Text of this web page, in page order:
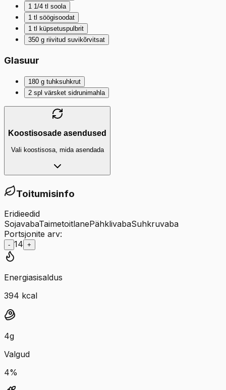
1 1/4 tl soola
1 tl söögisoodat
1 tl küpsetuspulbrit
350 g riivitud suvikõrvitsat
Glasuur
180 g tuhksuhkrut
2 spl värsket sidrunimahla
Koostisosade asendused
Vali koostisosa, mida asendada
Toitumisinfo
Eridieedid
SojavabaTaimetoitlanePähklivabaSuhkruvaba
Portsjonite arv:
- 14 +
Energiasisaldus
394 kcal
4g
Valgud
4%